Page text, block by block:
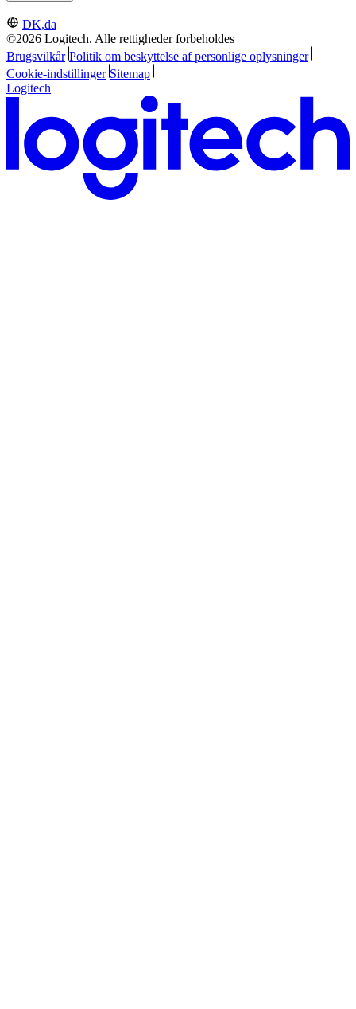
DK,da
©2026 Logitech. Alle rettigheder forbeholdes
Brugsvilkår Politik om beskyttelse af personlige oplysninger
Cookie-indstillinger Sitemap
Logitech